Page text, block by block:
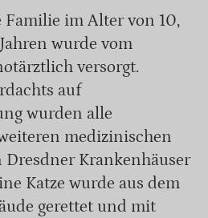
im Alter von 10,
wurde vom
versorgt.
auf
wurden alle
medizinischen
Krankenhäuser
Katze wurde aus dem
gerettet und mit